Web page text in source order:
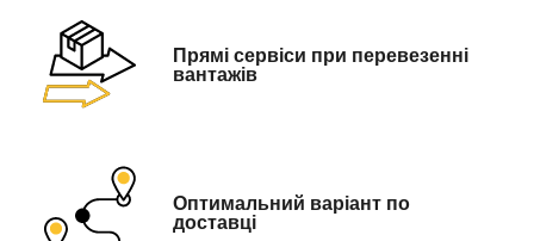
Прямі сервіси при перевезенні
вантажів
Оптимальний варіант по
доставці